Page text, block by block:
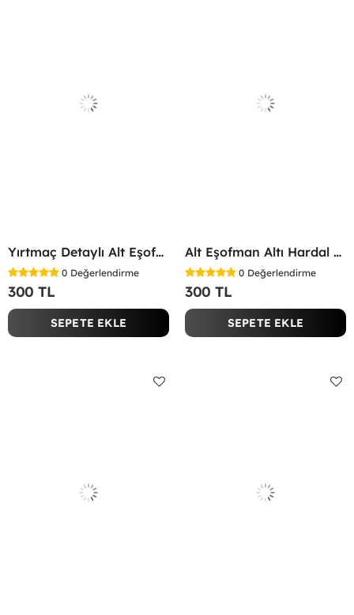
Yırtmaç Detaylı Alt Eşofman Altı Gri
0 Değerlendirme
300 TL
SEPETE EKLE
Alt Eşofman Altı Hardal Sarısı
0 Değerlendirme
300 TL
SEPETE EKLE